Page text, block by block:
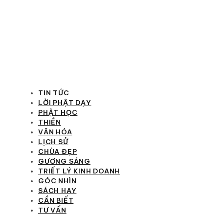
TIN TỨC
LỜI PHẬT DẠY
PHẬT HỌC
THIỀN
VĂN HÓA
LỊCH SỬ
CHÙA ĐẸP
GƯƠNG SÁNG
TRIẾT LÝ KINH DOANH
GÓC NHÌN
SÁCH HAY
CẦN BIẾT
TƯ VẤN